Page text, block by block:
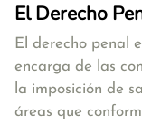
El Derecho
El derecho penal
encarga de las
la imposición de
áreas que